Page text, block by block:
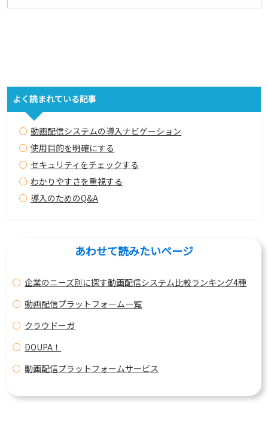
よく読まれている記事
動画配信システムの導入ナビゲーション
使用目的を明確にする
セキュリティをチェックする
わかりやすさを重視する
導入のためのQ&A
あわせて読みたいページ
企業のニーズ別に探す動画配信システム比較ランキング4種
動画配信プラットフォーム一覧
クラウドーガ
DOUPA！
動画配信プラットフォームサービス